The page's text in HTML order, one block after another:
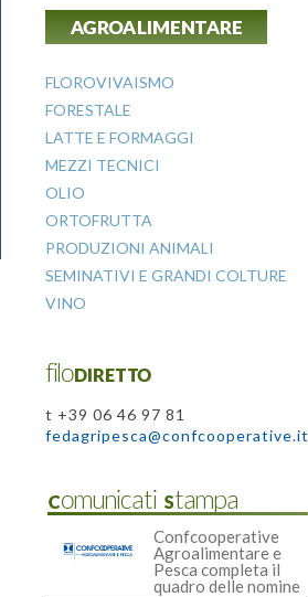
AGROALIMENTARE
FLOROVIVAISMO
FORESTALE
LATTE E FORMAGGI
MEZZI TECNICI
OLIO
ORTOFRUTTA
PRODUZIONI ANIMALI
SEMINATIVI E GRANDI COLTURE
VINO
filoDIRETTO
t +39 06 46 97 81
fedagripesca@confcooperative.it
Comunicati Stampa
Confcooperative
Agroalimentare e
Pesca completa il
quadro delle nomine